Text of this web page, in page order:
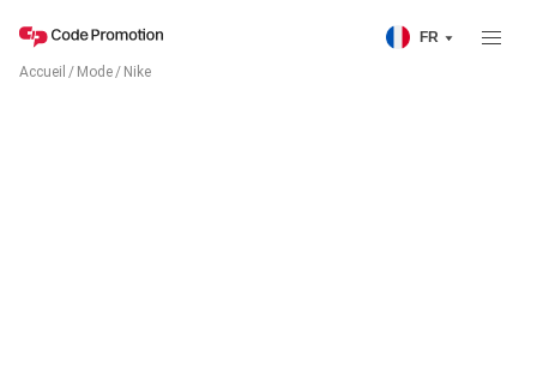
FR
Accueil / Mode/ Nike